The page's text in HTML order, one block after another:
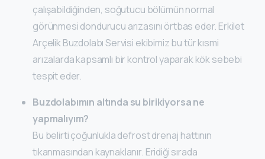
çalışabildiğinden, soğutucu bölümün normal
görünmesi dondurucu arızasını örtbas eder. Erkilet
Arçelik Buzdolabı Servisi ekibimiz bu tür kısmi
arızalarda kapsamlı bir kontrol yaparak kök sebebi
tespit eder.
Buzdolabımın altında su birikiyorsa ne
yapmalıyım?
Bu belirti çoğunlukla defrost drenaj hattının
tıkanmasından kaynaklanır. Eridiği sırada